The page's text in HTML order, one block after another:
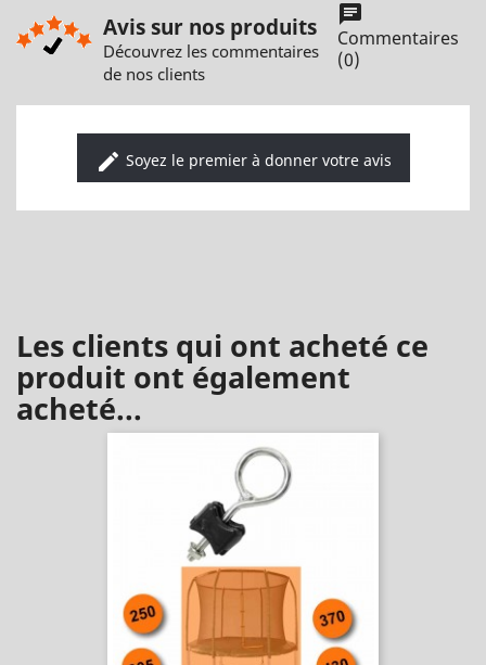
Avis sur nos produits
Découvrez les commentaires
de nos clients
chat
Commentaires
(0)
edit Soyez le premier à donner votre avis
Les clients qui ont acheté ce
produit ont également
acheté...